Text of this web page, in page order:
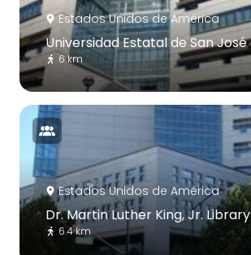
Estados Unidos de América
Universidad Estatal de San José
6 km
Estados Unidos de América
Dr. Martin Luther King, Jr. Library
6.4 km